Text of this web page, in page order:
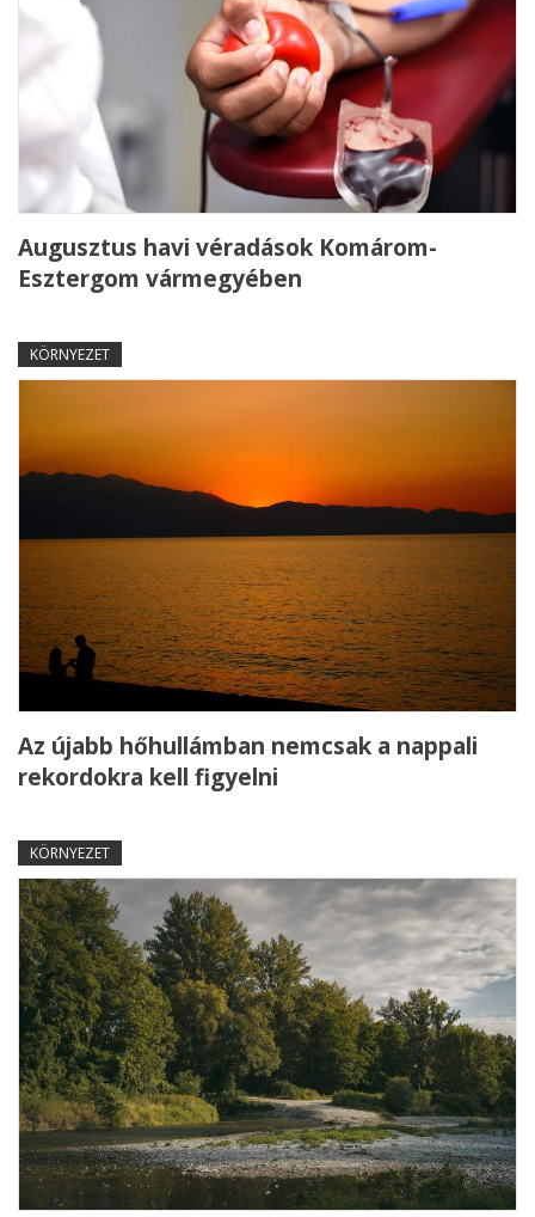
Augusztus havi véradások Komárom-
Esztergom vármegyében
KÖRNYEZET
Az újabb hőhullámban nemcsak a nappali
rekordokra kell figyelni
KÖRNYEZET